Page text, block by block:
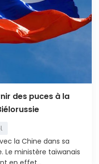
des puces à la
la Chine dans sa
Le ministère taïwanais